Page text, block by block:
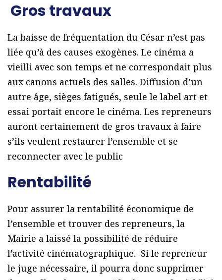
Gros travaux
La baisse de fréquentation du César n’est pas
liée qu’à des causes exogènes. Le cinéma a
vieilli avec son temps et ne correspondait plus
aux canons actuels des salles. Diffusion d’un
autre âge, sièges fatigués, seule le label art et
essai portait encore le cinéma. Les repreneurs
auront certainement de gros travaux à faire
s’ils veulent restaurer l’ensemble et se
reconnecter avec le public
Rentabilité
Pour assurer la rentabilité économique de
l’ensemble et trouver des repreneurs, la
Mairie a laissé la possibilité de réduire
l’activité cinématographique. Si le repreneur
le juge nécessaire, il pourra donc supprimer